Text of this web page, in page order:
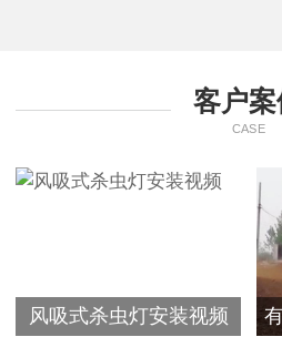
客户案
CASE
风吸式杀虫灯安装视频